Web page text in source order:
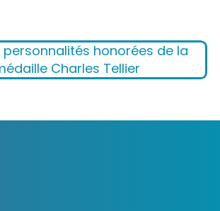
personnalités honorées de la
Charles Tellier